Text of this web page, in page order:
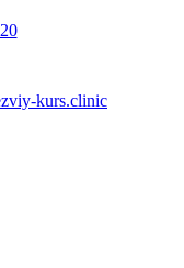
kurs.clinic